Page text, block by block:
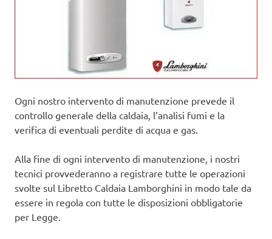
Ogni nostro intervento di manutenzione prevede il
controllo generale della caldaia, l’analisi fumi e la
verifica di eventuali perdite di acqua e gas.
Alla fine di ogni intervento di manutenzione, i nostri
tecnici provvederanno a registrare tutte le operazioni
svolte sul Libretto Caldaia Lamborghini in modo tale da
essere in regola con tutte le disposizioni obbligatorie
per Legge.